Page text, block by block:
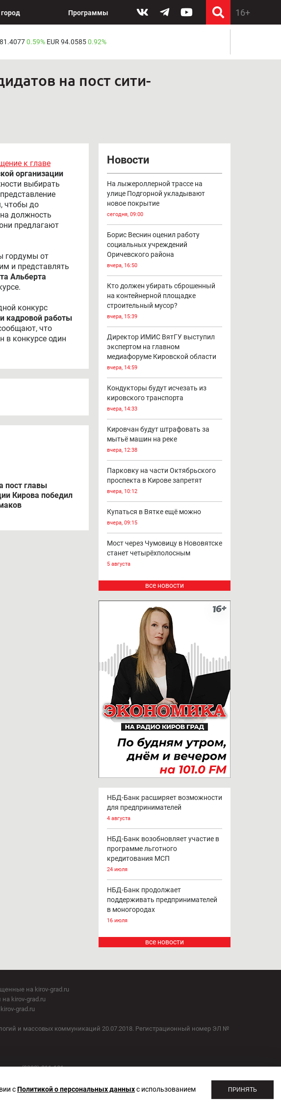
Программы
0.59% EUR 94.05850.92%
на пост сити-
к главе
организации
выбирать
чтобы до
должность
предлагают
гордумы от
и представлять
Альберта
конкурс
кадровой работы
что
в конкурсе один
пост главы
Кирова победил
Новости
На лыжероллерной трассе на
улице Подгорной укладывают
новое покрытие
сегодня, 09:00
Борис Веснин оценил работу
социальных учреждений
Оричевского района
вчера, 16:50
Кто должен убирать сброшенный
на контейнерной площадке
строительный мусор?
вчера, 15:39
Директор ИМИС ВятГУ выступил
экспертом на главном
медиафоруме Кировской области
вчера, 14:59
Кондукторы будут исчезать из
кировского транспорта
вчера, 14:33
Кировчан будут штрафовать за
мытьё машин на реке
вчера, 12:38
Парковку на части Октябрьского
проспекта в Кирове запретят
вчера, 10:12
Купаться в Вятке ещё можно
вчера, 09:15
Мост через Чумовицу в Нововятске
станет четырёхполосным
5 августа
все новости
НБД-Банк расширяет возможности
для предпринимателей
4 августа
НБД-Банк возобновляет участие в
программе льготного
кредитования МСП
24 июля
НБД-Банк продолжает
поддерживать предпринимателей
в моногородах
16 июля
все новости
на kirov-grad.ru
kirov-grad.ru
grad.ru
и массовых коммуникаций 20.07.2018. Регистрационный номер ЭЛ №
(8332) 211-101
сПолитикой о персональных данныхс использованием
ПРИНЯТЬ